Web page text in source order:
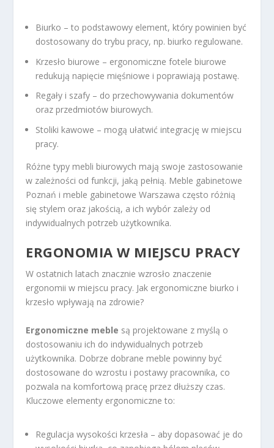
Biurko – to podstawowy element, który powinien być
dostosowany do trybu pracy, np. biurko regulowane.
Krzesło biurowe – ergonomiczne fotele biurowe
redukują napięcie mięśniowe i poprawiają postawę.
Regały i szafy – do przechowywania dokumentów
oraz przedmiotów biurowych.
Stoliki kawowe – mogą ułatwić integrację w miejscu
pracy.
Różne typy mebli biurowych mają swoje zastosowanie
w zależności od funkcji, jaką pełnią. Meble gabinetowe
Poznań i meble gabinetowe Warszawa często różnią
się stylem oraz jakością, a ich wybór zależy od
indywidualnych potrzeb użytkownika.
ERGONOMIA W MIEJSCU PRACY
W ostatnich latach znacznie wzrosło znaczenie
ergonomii w miejscu pracy. Jak ergonomiczne biurko i
krzesło wpływają na zdrowie?
Ergonomiczne meble są projektowane z myślą o
dostosowaniu ich do indywidualnych potrzeb
użytkownika. Dobrze dobrane meble powinny być
dostosowane do wzrostu i postawy pracownika, co
pozwala na komfortową pracę przez dłuższy czas.
Kluczowe elementy ergonomiczne to:
Regulacja wysokości krzesła – aby dopasować je do